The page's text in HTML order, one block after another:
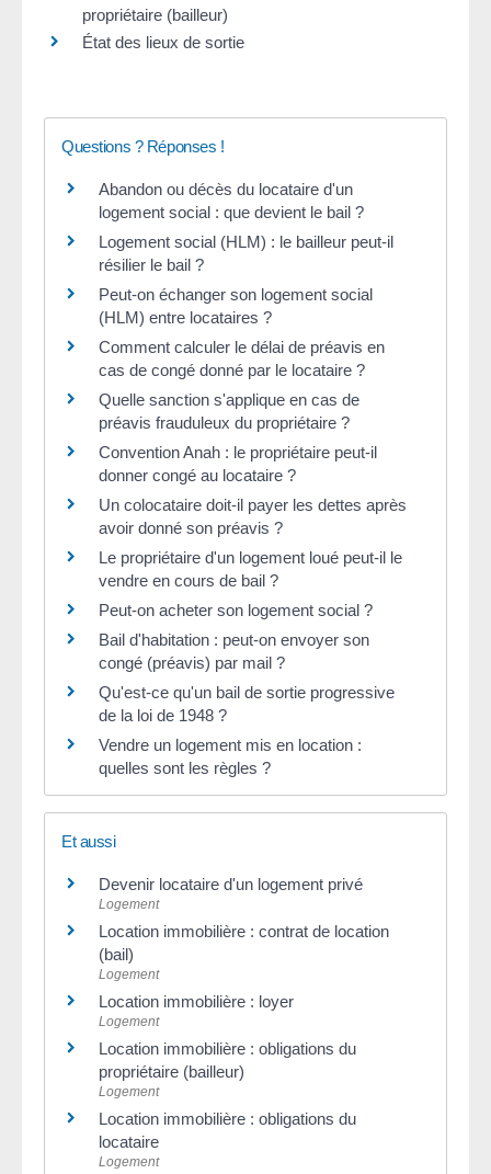
propriétaire (bailleur)
État des lieux de sortie
Questions ? Réponses !
Abandon ou décès du locataire d'un
logement social : que devient le bail ?
Logement social (HLM) : le bailleur peut-il
résilier le bail ?
Peut-on échanger son logement social
(HLM) entre locataires ?
Comment calculer le délai de préavis en
cas de congé donné par le locataire ?
Quelle sanction s'applique en cas de
préavis frauduleux du propriétaire ?
Convention Anah : le propriétaire peut-il
donner congé au locataire ?
Un colocataire doit-il payer les dettes après
avoir donné son préavis ?
Le propriétaire d'un logement loué peut-il le
vendre en cours de bail ?
Peut-on acheter son logement social ?
Bail d'habitation : peut-on envoyer son
congé (préavis) par mail ?
Qu'est-ce qu'un bail de sortie progressive
de la loi de 1948 ?
Vendre un logement mis en location :
quelles sont les règles ?
Et aussi
Devenir locataire d'un logement privé
Logement
Location immobilière : contrat de location
(bail)
Logement
Location immobilière : loyer
Logement
Location immobilière : obligations du
propriétaire (bailleur)
Logement
Location immobilière : obligations du
locataire
Logement